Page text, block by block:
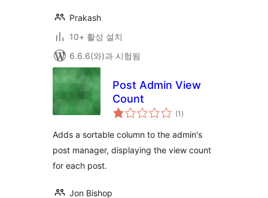
Prakash
10+ 활성 설치
6.6.6(와)과 시험됨
Post Admin View
Count
(1 전
체
점
)
Adds a sortable column to the admin's
post manager, displaying the view count
for each post.
Jon Bishop